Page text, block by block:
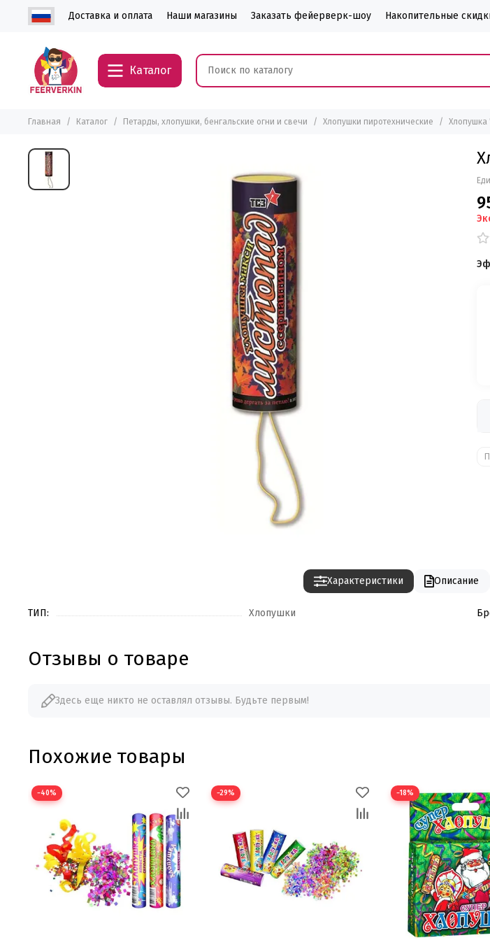
Доставка и оплата Наши магазины Заказать фейерверк-шоу Накопительные
Каталог
Главная Каталог Петарды, хлопушки, бенгальские огни и свечи Хлопушки пиротехнические
Характеристики Описание
ТИП: Хлопушки
Отзывы о товаре
Здесь еще никто не оставлял отзывы. Будьте первым!
Похожие товары
−40% −29% −18%